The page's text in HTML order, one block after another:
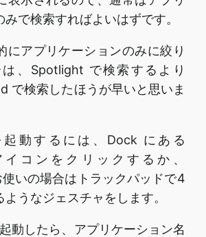
で検索すればよいはずです。
にアプリケーションのみに絞り
、Spotlight で検索するより
で検索したほうが早いと思いま
起動するには、Dock にある
イコンをクリックするか、
いの場合はトラックパッドで4
うなジェスチャをします。
動したら、アプリケーション名